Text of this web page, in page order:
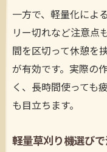
初めての
安全性と快適
軽量草刈
草刈り作
夫
ント
一方で、軽量化によ
リー切れなど注意点
間を区切って休憩を
が有効です。実際の
く、長時間使っても
も目立ちます。
軽量草刈り機選び